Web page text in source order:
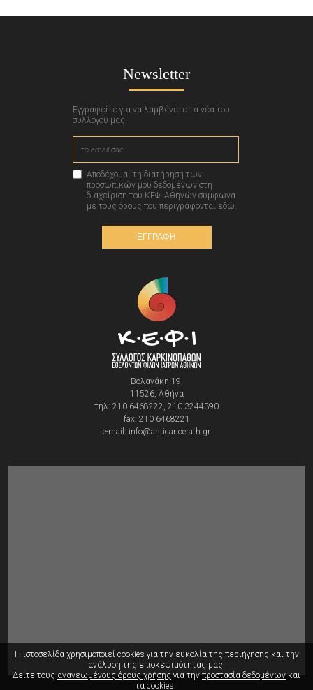
Newsletter
Εγγραφείτε για να λαμβάνετε τα νέα του
συλλόγου μας.
Αποδέχομαι τη διατήρηση των
προσωπικών μου δεδομένων στη
διαχείριση του ΚΕΦΙ Αθηνών σύμφωνα
με τους όρους που περιγράφονται εδώ.
ΕΓΓΡΑΦΗ
Βολανάκη 19,
11526, Αθήνα
τηλ: 210 6468222, 210 3244390
fax: 210 6468221
e-mail: info@anticancerath.gr
Η ιστοσελίδα χρησιμοποιεί cookies για την ευκολία της περιήγησης και την
ανάλυση της επισκεψιμότητας μας.
Δείτε τους ανανεωμένους όρους χρήσηςγια την προστασία δεδομένων και
τα cookies..